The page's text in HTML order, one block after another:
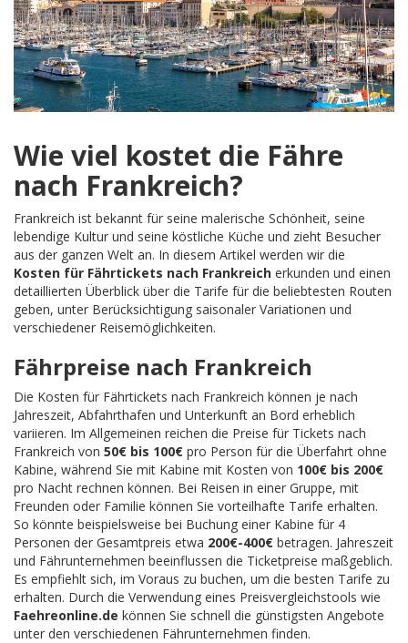
Wie viel kostet die Fähre
nach Frankreich?
Frankreich ist bekannt für seine malerische Schönheit, seine
lebendige Kultur und seine köstliche Küche und zieht Besucher
aus der ganzen Welt an. In diesem Artikel werden wir die
Kosten für Fährtickets nach Frankreich erkunden und einen
detaillierten Überblick über die Tarife für die beliebtesten Routen
geben, unter Berücksichtigung saisonaler Variationen und
verschiedener Reisemöglichkeiten.
Fährpreise nach Frankreich
Die Kosten für Fährtickets nach Frankreich können je nach
Jahreszeit, Abfahrthafen und Unterkunft an Bord erheblich
variieren. Im Allgemeinen reichen die Preise für Tickets nach
Frankreich von 50€ bis 100€ pro Person für die Überfahrt ohne
Kabine, während Sie mit Kabine mit Kosten von 100€ bis 200€
pro Nacht rechnen können. Bei Reisen in einer Gruppe, mit
Freunden oder Familie können Sie vorteilhafte Tarife erhalten.
So könnte beispielsweise bei Buchung einer Kabine für 4
Personen der Gesamtpreis etwa 200€-400€ betragen. Jahreszeit
und Fährunternehmen beeinflussen die Ticketpreise maßgeblich.
Es empfiehlt sich, im Voraus zu buchen, um die besten Tarife zu
erhalten. Durch die Verwendung eines Preisvergleichstools wie
Faehreonline.de können Sie schnell die günstigsten Angebote
unter den verschiedenen Fährunternehmen finden.